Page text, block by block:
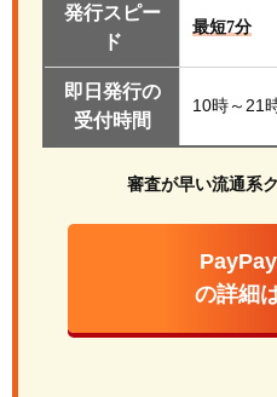
発行スピー
ド
最短7分
即日発行の
受付時間
10時～21
審査が早い流通系
の詳細